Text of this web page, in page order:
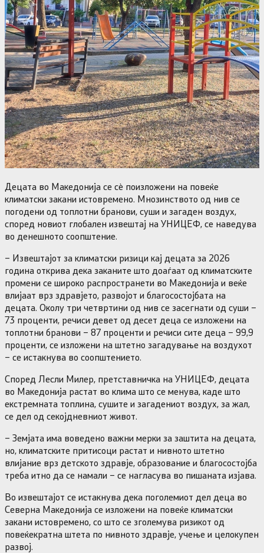
Децата во Македонија се сè поизложени на повеќе
климатски закани истовремено. Мнозинството од нив се
погодени од топлотни бранови, суши и загаден воздух,
според новиот глобален извештај на УНИЦЕФ, се наведува
во денешното соопштение.
– Извештајот за климатски ризици кај децата за 2026
година открива дека заканите што доаѓаат од климатските
промени се широко распространети во Македонија и веќе
влијаат врз здравјето, развојот и благосостојбата на
децата. Околу три четвртини од нив се засегнати од суши –
73 проценти, речиси девет од десет деца се изложени на
топлотни бранови – 87 проценти и речиси сите деца – 99,9
проценти, се изложени на штетно загадување на воздухот
– се истакнува во соопштението.
Според Лесли Милер, претставничка на УНИЦЕФ, децата
во Македонија растат во клима што се менува, каде што
екстремната топлина, сушите и загадениот воздух, за жал,
се дел од секојдневниот живот.
– Земјата има воведено важни мерки за заштита на децата,
но, климатските притисоци растат и нивното штетно
влијание врз детското здравје, образование и благосостојба
треба итно да се намали – се нагласува во пишаната изјава.
Во извештајот се истакнува дека поголемиот дел деца во
Северна Македонија се изложени на повеќе климатски
закани истовремено, со што се зголемува ризикот од
повеќекратна штета по нивното здравје, учење и целокупен
развој.